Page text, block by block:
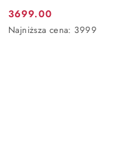
Cena
promocyjna:
3699.00
Najniższa
Najniższa cena: 3999